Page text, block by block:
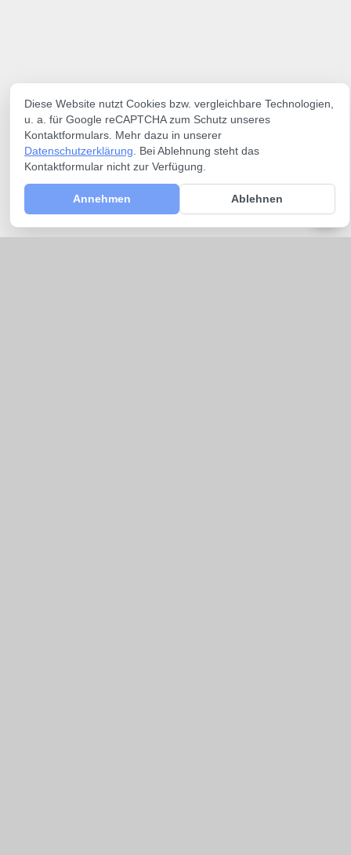
Diese Website nutzt Cookies bzw. vergleichbare Technologien,
u. a. für Google reCAPTCHA zum Schutz unseres
Kontaktformulars. Mehr dazu in unserer
Datenschutzerklärung . Bei Ablehnung steht das
Kontaktformular nicht zur Verfügung.
Annehmen Ablehnen